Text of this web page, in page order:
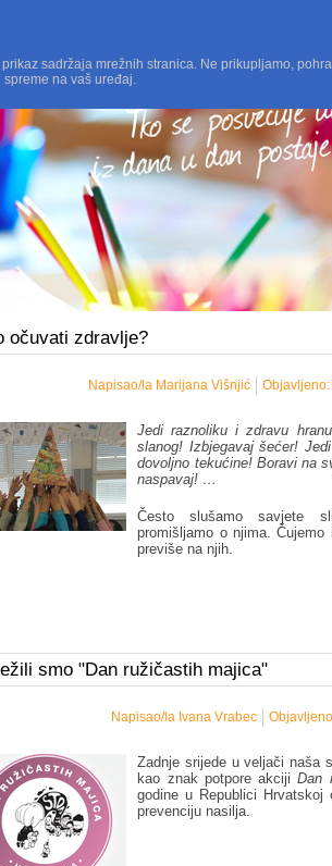
očuvati zdravlje?
Objavljeno:
Napisao/la Marijana Višnjić
Jedi raznoliku i zdravu
slanog! Izbjegavaj šećer!
dovoljno tekućine! Boravi na
naspavaj! …
Često slušamo savjete
promišljamo o njima.
previše na njih.
smo "Dan ružičastih majica"
Napisao/la Ivana Vrabec
Zadnje srijede u veljači naša
kao znak potpore akcijiDan
godine u Republici Hrvatskoj
prevenciju nasilja.
sadržaja mrežnih stranica. Ne prikupljamo,
na vaš uređaj.